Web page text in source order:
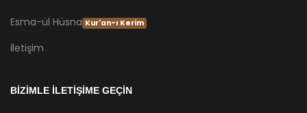
Esma-ül Hüsna Kur'an-ı Kerim
İletişim
BİZİMLE İLETİŞİME GEÇİN